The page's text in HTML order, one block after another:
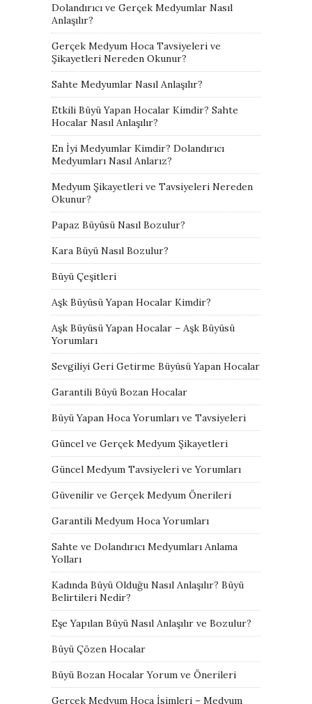
Dolandırıcı ve Gerçek Medyumlar Nasıl
Anlaşılır?
Gerçek Medyum Hoca Tavsiyeleri ve
Şikayetleri Nereden Okunur?
Sahte Medyumlar Nasıl Anlaşılır?
Etkili Büyü Yapan Hocalar Kimdir? Sahte
Hocalar Nasıl Anlaşılır?
En İyi Medyumlar Kimdir? Dolandırıcı
Medyumları Nasıl Anlarız?
Medyum Şikayetleri ve Tavsiyeleri Nereden
Okunur?
Papaz Büyüsü Nasıl Bozulur?
Kara Büyü Nasıl Bozulur?
Büyü Çeşitleri
Aşk Büyüsü Yapan Hocalar Kimdir?
Aşk Büyüsü Yapan Hocalar – Aşk Büyüsü
Yorumları
Sevgiliyi Geri Getirme Büyüsü Yapan Hocalar
Garantili Büyü Bozan Hocalar
Büyü Yapan Hoca Yorumları ve Tavsiyeleri
Güncel ve Gerçek Medyum Şikayetleri
Güncel Medyum Tavsiyeleri ve Yorumları
Güvenilir ve Gerçek Medyum Önerileri
Garantili Medyum Hoca Yorumları
Sahte ve Dolandırıcı Medyumları Anlama
Yolları
Kadında Büyü Olduğu Nasıl Anlaşılır? Büyü
Belirtileri Nedir?
Eşe Yapılan Büyü Nasıl Anlaşılır ve Bozulur?
Büyü Çözen Hocalar
Büyü Bozan Hocalar Yorum ve Önerileri
Gerçek Medyum Hoca İsimleri – Medyum